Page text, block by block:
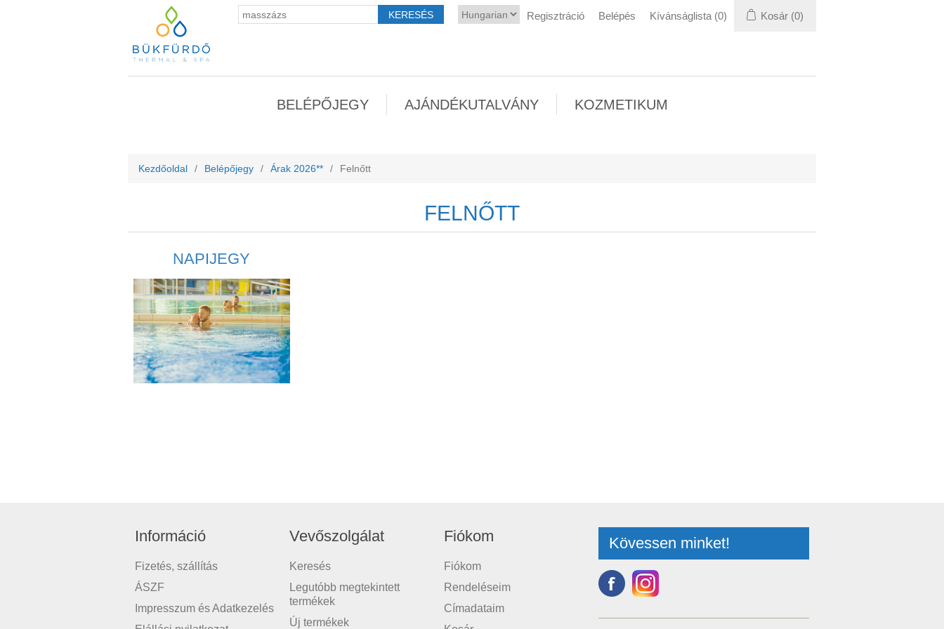
Regisztráció Belépés Kívánságlista (0) Kosár (0)
BELÉPŐJEGY AJÁNDÉKUTALVÁNY KOZMETIKUM
Kezdőoldal / Belépőjegy / Árak 2026** / Felnőtt
FELNŐTT
NAPIJEGY
Információ
Fizetés, szállítás
ÁSZF
Impresszum és Adatkezelés
Vevőszolgálat
Keresés
Legutóbb megtekintett
termékek
Új termékek
Fiókom
Fiókom
Rendeléseim
Címadataim
Kövessen minket!